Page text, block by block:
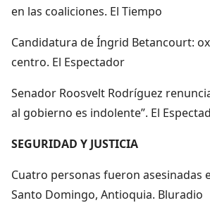
en las coaliciones. El Tiempo
Candidatura de Íngrid Betancourt:
centro. El Espectador
Senador Roosvelt Rodríguez
al gobierno es indolente”. El
SEGURIDAD Y JUSTICIA
Cuatro personas fueron asesinadas
Santo Domingo, Antioquia. Bluradio